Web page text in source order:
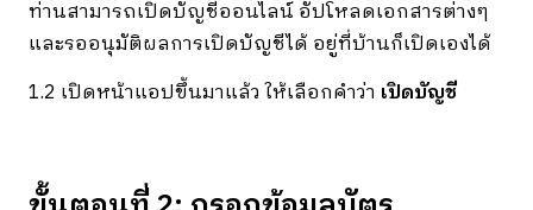
ท่านสามารถเปิดบัญชีออนไลน์ อัปโหลดเอกสารต่างๆ
และรออนุมัติผลการเปิดบัญชีได้ อยู่ที่บ้านก็เปิดเองได้
1.2 เปิดหน้าแอปขึ้นมาแล้ว ให้เลือกคำว่า เปิดบัญชี